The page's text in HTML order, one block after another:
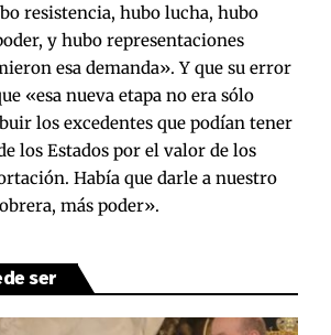
resistencia, hubo lucha, hubo
y hubo representaciones
esa demanda». Y que su error
«esa nueva etapa no era sólo
los excedentes que podían tener
los Estados por el valor de los
Había que darle a nuestro
más poder».
ser